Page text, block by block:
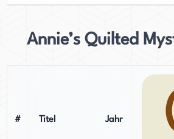
Annie’s Quilted
# Titel Jahr